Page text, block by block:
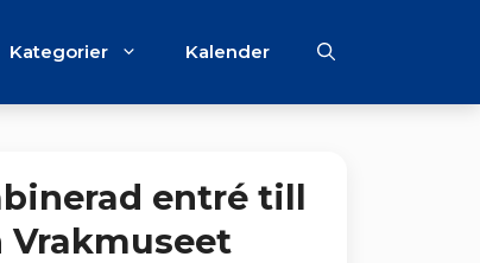
Kategorier Kalender
entré till
Vrakmuseet